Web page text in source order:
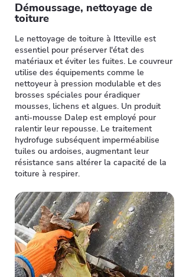
Démoussage, nettoyage de
toiture
Le nettoyage de toiture à Itteville est
essentiel pour préserver l'état des
matériaux et éviter les fuites. Le couvreur
utilise des équipements comme le
nettoyeur à pression modulable et des
brosses spéciales pour éradiquer
mousses, lichens et algues. Un produit
anti-mousse Dalep est employé pour
ralentir leur repousse. Le traitement
hydrofuge subséquent imperméabilise
tuiles ou ardoises, augmentant leur
résistance sans altérer la capacité de la
toiture à respirer.